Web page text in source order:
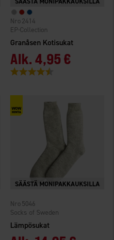
Granåsen Kotisukat
EP-Collection
2414
Alk. 4,95 €
Arvio:
Lämpösukat
Socks of Sweden
5046